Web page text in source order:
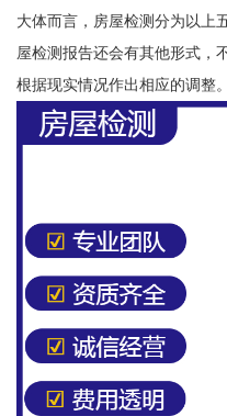
大体而言，房屋检测分为以上
屋检测报告还会有其他形式，
根据现实情况作出相应的调整。